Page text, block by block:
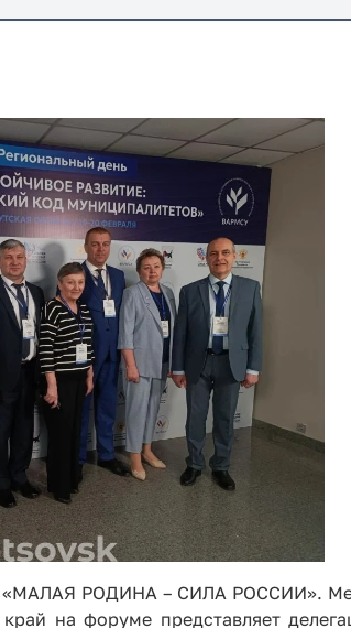
«МАЛАЯ РОДИНА – СИЛА РОССИИ».
на форуме представляет